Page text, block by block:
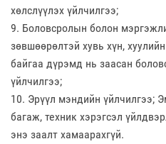
хөлслүүлэх үйлчилгээ;
9. Боловсролын болон
зөвшөөрөлтэй хувь хүн,
байгаа дүрэмд нь заасан
үйлчилгээ;
10. Эрүүл мэндийн үйлчилгээ;
багаж, техник хэрэгсэл
энэ заалт хамаарахгүй.